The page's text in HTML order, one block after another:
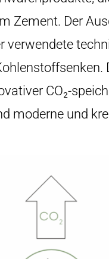
Zement. Der
verwendete
CO₂-
moderne und